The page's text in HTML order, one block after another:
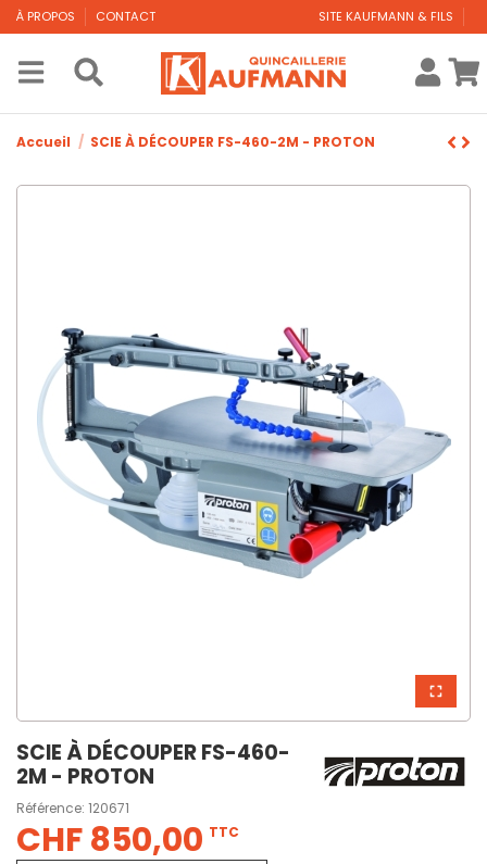
À PROPOS CONTACT SITE KAUFMANN & FILS
Accueil SCIE À DÉCOUPER FS-460-2M - PROTON
SCIE À DÉCOUPER FS-460-
2M - PROTON
Référence: 120671
CHF 850,00 TTC